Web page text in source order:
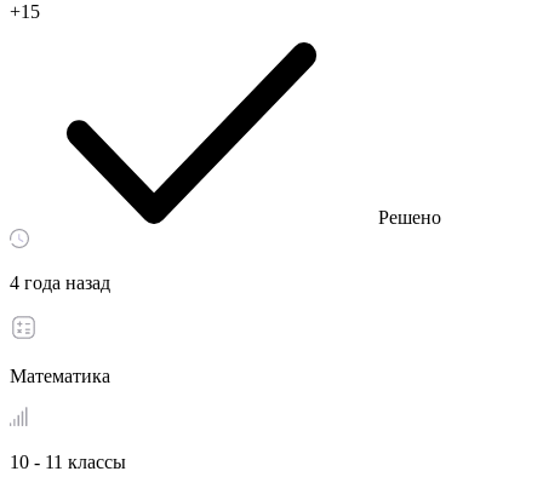
+15
Решено
4 года назад
Математика
10 - 11 классы